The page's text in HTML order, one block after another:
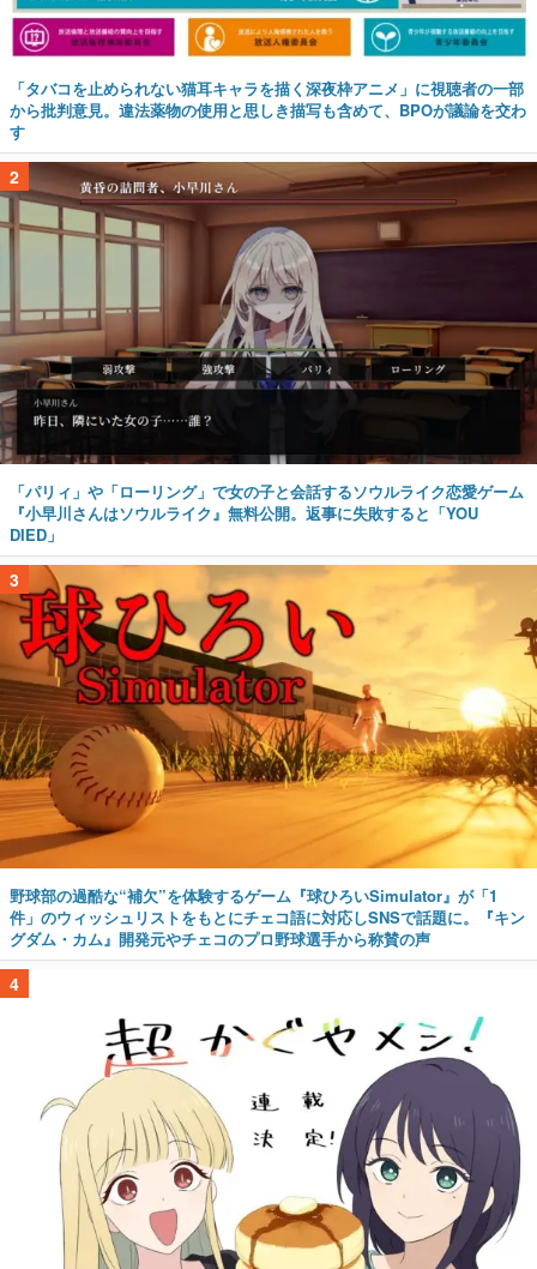
「タバコを止められない猫耳キャラを描く深夜枠アニメ」に視聴者の一部
から批判意見。違法薬物の使用と思しき描写も含めて、BPOが議論を交わ
す
2
「パリィ」や「ローリング」で女の子と会話するソウルライク恋愛ゲーム
『小早川さんはソウルライク』無料公開。返事に失敗すると「YOU
DIED」
3
野球部の過酷な“補欠”を体験するゲーム『球ひろいSimulator』が「1
件」のウィッシュリストをもとにチェコ語に対応しSNSで話題に。『キン
グダム・カム』開発元やチェコのプロ野球選手から称賛の声
4